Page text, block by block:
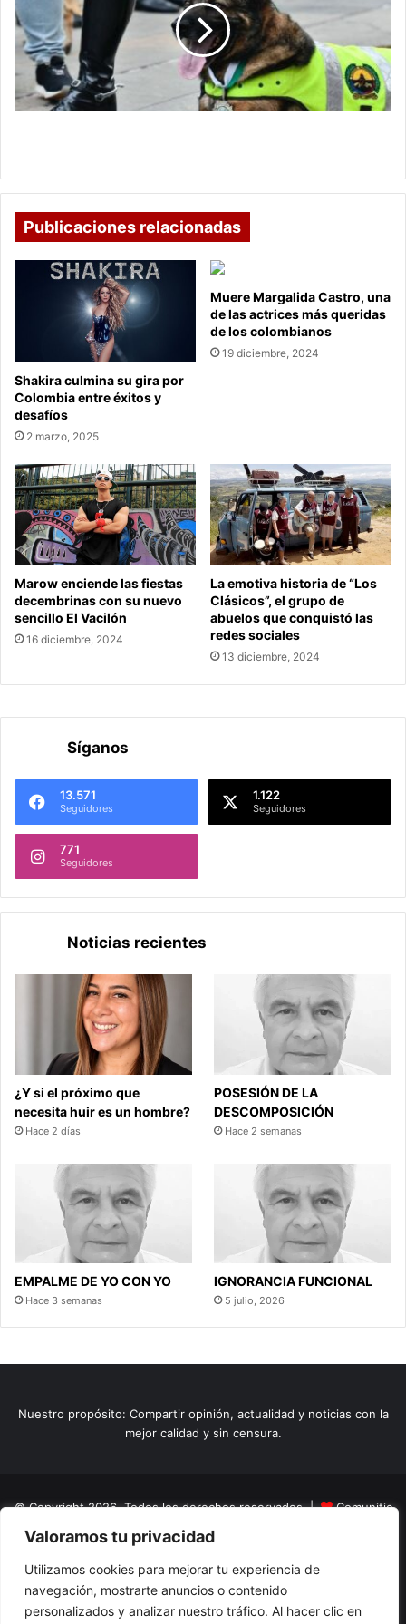
Valoramos tu privacidad
Utilizamos cookies para mejorar tu experiencia de
navegación, mostrarte anuncios o contenido
personalizados y analizar nuestro tráfico. Al hacer clic en
héroe
en
la
lucha
antinarcóticos
de
Publicaciones relacionadas
Shakira culmina su gira por
Colombia entre éxitos y
desafíos
2 marzo, 2025
Muere Margalida Castro, una
de las actrices más queridas
de los colombianos
19 diciembre, 2024
Marow enciende las fiestas
decembrinas con su nuevo
sencillo El Vacilón
16 diciembre, 2024
La emotiva historia de “Los
Clásicos”, el grupo de
abuelos que conquistó las
redes sociales
13 diciembre, 2024
Síganos
13.571
Seguidores
1.122
Seguidores
771
Seguidores
Noticias recientes
¿Y si el próximo que
necesita huir es un hombre?
Hace 2 días
POSESIÓN DE LA
DESCOMPOSICIÓN
Hace 2 semanas
EMPALME DE YO CON YO
Hace 3 semanas
IGNORANCIA FUNCIONAL
5 julio, 2026
Nuestro propósito: Compartir opinión, actualidad y noticias con la
mejor calidad y sin censura.
© Copyright 2026, Todos los derechos reservados |
Comunitic
SAS BICNit 901228106
Home
Actualidad Variedades Opinion Turismo
El Tinteadero
Caricaturas Reportajes